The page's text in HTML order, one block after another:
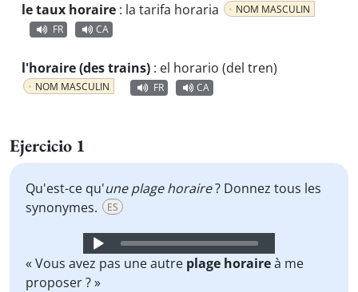
le taux horaire : la tarifa horaria
NOM MASCULIN
FR
CA
l'horaire (des trains) : el horario (del tren)
NOM MASCULIN FR CA
Ejercicio 1
Qu'est-ce qu'une plage horaire? Donnez tous les
synonymes.
ES
Audio
Player
« Vous avez pas une autre plage horaireà me
proposer ? »